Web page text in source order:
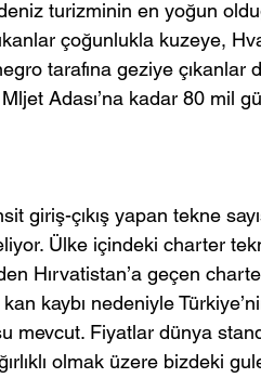
turizminin en yoğun
çoğunlukla kuzeye,
tarafına geziye çıkanlar
Adası’na kadar 80 mil
giriş-çıkış yapan tekne
Ülke içindeki charter
Hırvatistan’a geçen
kaybı nedeniyle
mevcut. Fiyatlar dünya
olmak üzere bizdeki